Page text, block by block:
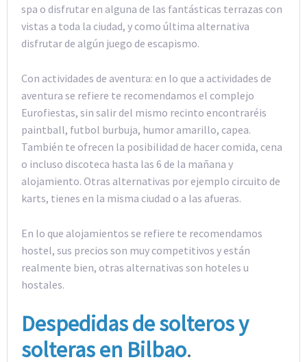
spa o disfrutar en alguna de las fantásticas terrazas con
vistas a toda la ciudad, y como última alternativa
disfrutar de algún juego de escapismo.
Con actividades de aventura: en lo que a actividades de
aventura se refiere te recomendamos el complejo
Eurofiestas, sin salir del mismo recinto encontraréis
paintball, futbol burbuja, humor amarillo, capea.
También te ofrecen la posibilidad de hacer comida, cena
o incluso discoteca hasta las 6 de la mañana y
alojamiento. Otras alternativas por ejemplo circuito de
karts, tienes en la misma ciudad o a las afueras.
En lo que alojamientos se refiere te recomendamos
hostel, sus precios son muy competitivos y están
realmente bien, otras alternativas son hoteles u
hostales.
Despedidas de solteros y
solteras en Bilbao.